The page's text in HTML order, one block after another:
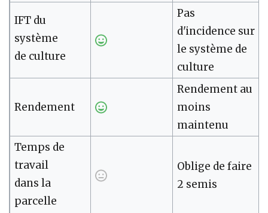
IFT du
système
de culture
Pas
d'incidence sur
le système de
culture
Rendement
Rendement au
moins
maintenu
Temps de
travail
dans la
parcelle
Oblige de faire
2 semis